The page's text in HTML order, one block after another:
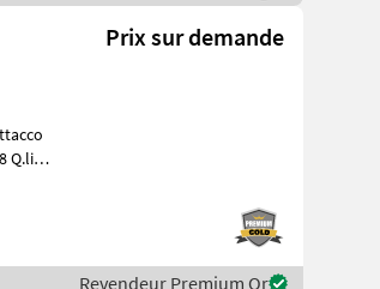
Prix sur demande
Revendeur Premium Or